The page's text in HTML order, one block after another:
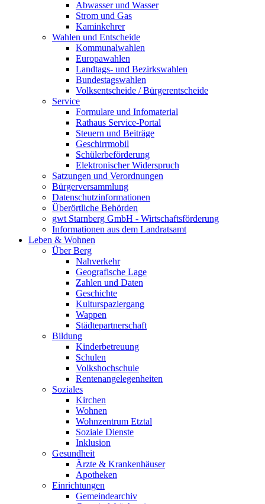
Abwasser und Wasser
Strom und Gas
Kaminkehrer
Wahlen und Entscheide
Kommunalwahlen
Europawahlen
Landtags- und Bezirkswahlen
Bundestagswahlen
Volksentscheide / Bürgerentscheide
Service
Formulare und Infomaterial
Rathaus Service-Portal
Steuern und Beiträge
Geschirrmobil
Schülerbeförderung
Elektronischer Widerspruch
Satzungen und Verordnungen
Bürgerversammlung
Datenschutzinformationen
Überörtliche Behörden
gwt Starnberg GmbH - Wirtschaftsförderung
Informationen aus dem Landratsamt
Leben & Wohnen
Über Berg
Nahverkehr
Geografische Lage
Zahlen und Daten
Geschichte
Kulturspaziergang
Wappen
Städtepartnerschaft
Bildung
Kinderbetreuung
Schulen
Volkshochschule
Rentenangelegenheiten
Soziales
Kirchen
Wohnen
Wohnzentrum Etztal
Soziale Dienste
Inklusion
Gesundheit
Ärzte & Krankenhäuser
Apotheken
Einrichtungen
Gemeindearchiv